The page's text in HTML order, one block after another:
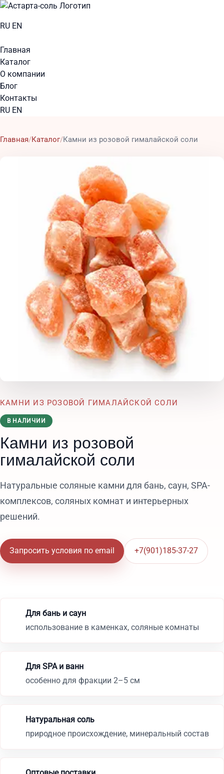
RU EN
Главная
Каталог
О компании
Блог
Контакты
RU EN
Главная Каталог Камни из розовой гималайской соли
КАМНИ ИЗ РОЗОВОЙ ГИМАЛАЙСКОЙ СОЛИ
В НАЛИЧИИ
Камни из розовой
гималайской соли
Натуральные соляные камни для бань, саун, SPA-
комплексов, соляных комнат и интерьерных
решений.
Запросить условия по email +7(901)185-37-27
Для бань и саун
использование в каменках, соляные комнаты
Для SPA и ванн
особенно для фракции 2–5 см
Натуральная соль
природное происхождение, минеральный состав